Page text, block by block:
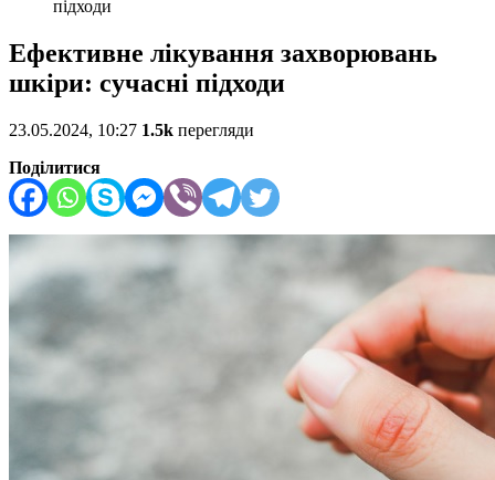
підходи
Ефективне лікування захворювань
шкіри: сучасні підходи
23.05.2024, 10:27 1.5k перегляди
Поділитися